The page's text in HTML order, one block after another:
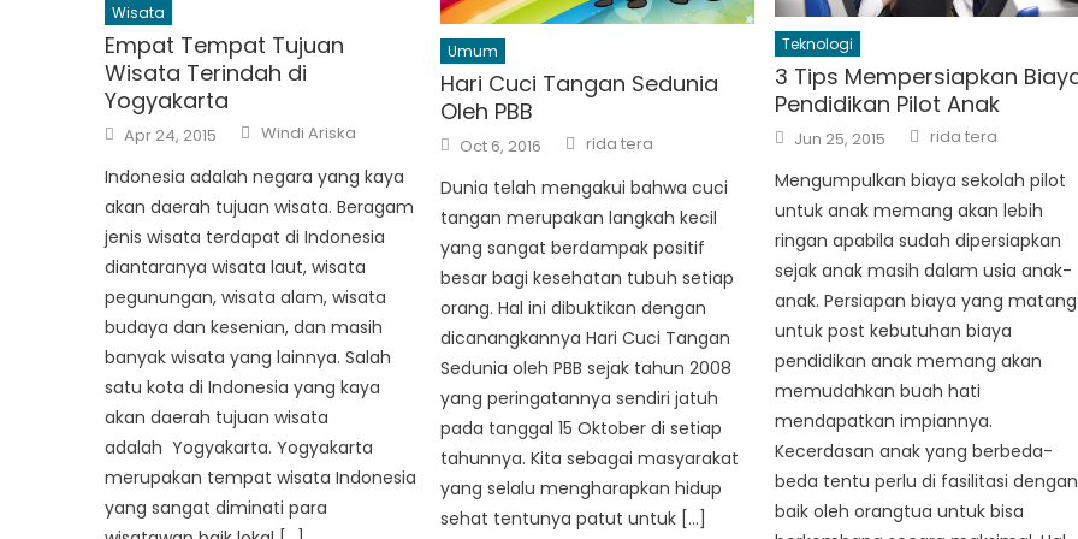
Wisata
Empat Tempat Tujuan
Wisata Terindah di
Yogyakarta
Posted
on
Apr 24, 2015 Author
Windi Ariska
Indonesia adalah negara yang kaya
akan daerah tujuan wisata. Beragam
jenis wisata terdapat di Indonesia
diantaranya wisata laut, wisata
pegunungan, wisata alam, wisata
budaya dan kesenian, dan masih
banyak wisata yang lainnya. Salah
satu kota di Indonesia yang kaya
akan daerah tujuan wisata
adalah Yogyakarta. Yogyakarta
merupakan tempat wisata Indonesia
yang sangat diminati para
Umum
Hari Cuci Tangan Sedunia
Oleh PBB
Posted
on
Oct 6, 2016 Author
rida tera
Dunia telah mengakui bahwa cuci
tangan merupakan langkah kecil
yang sangat berdampak positif
besar bagi kesehatan tubuh setiap
orang. Hal ini dibuktikan dengan
dicanangkannya Hari Cuci Tangan
Sedunia oleh PBB sejak tahun 2008
yang peringatannya sendiri jatuh
pada tanggal 15 Oktober di setiap
tahunnya. Kita sebagai masyarakat
yang selalu mengharapkan hidup
sehat tentunya patut untuk […]
Teknologi
3 Tips Mempersiapkan
Pendidikan Pilot Anak
Posted
on
Jun 25, 2015 Author
rida tera
Mengumpulkan biaya sekolah pilot
untuk anak memang akan lebih
ringan apabila sudah dipersiapkan
sejak anak masih dalam usia anak-
anak. Persiapan biaya yang matang
untuk post kebutuhan biaya
pendidikan anak memang akan
memudahkan buah hati
mendapatkan impiannya.
Kecerdasan anak yang berbeda-
beda tentu perlu di fasilitasi dengan
baik oleh orangtua untuk bisa